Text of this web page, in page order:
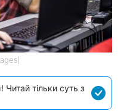
тільки суть з